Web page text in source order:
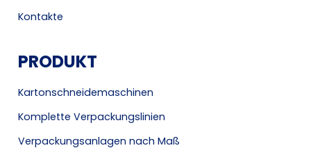
Kontakte
PRODUKT
Kartonschneidemaschinen
Komplette Verpackungslinien
Verpackungsanlagen nach Maß